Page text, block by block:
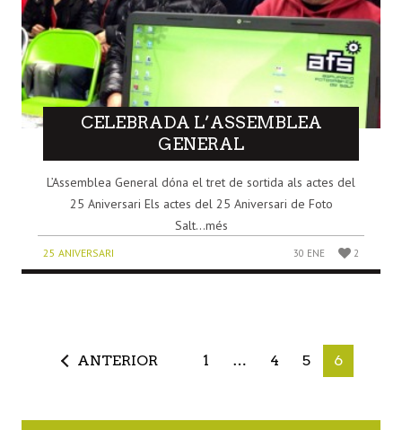
CELEBRADA L’ASSEMBLEA
GENERAL
L’Assemblea General dóna el tret de sortida als actes del
25 Aniversari Els actes del 25 Aniversari de Foto
Salt...més
25 ANIVERSARI 30 ENE 2
ANTERIOR 1 … 4 5 6